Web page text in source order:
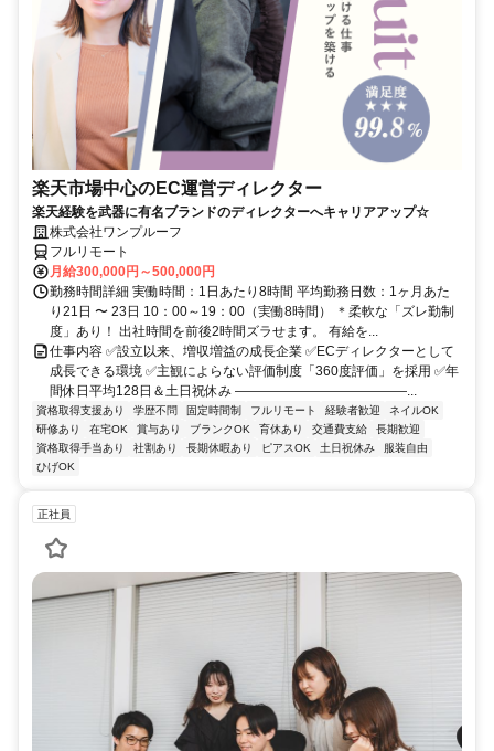
楽天市場中心のEC運営ディレクター
楽天経験を武器に有名ブランドのディレクターへキャリアアップ☆
株式会社ワンプルーフ
フルリモート
月給300,000円～500,000円
勤務時間詳細 実働時間：1日あたり8時間 平均勤務日数：1ヶ月あた
り21日 〜 23日 10：00～19：00（実働8時間） ＊柔軟な「ズレ勤制
度」あり！ 出社時間を前後2時間ズラせます。 有給を...
仕事内容 ✅設立以来、増収増益の成長企業 ✅ECディレクターとして
成長できる環境 ✅主観によらない評価制度「360度評価」を採用 ✅年
間休日平均128日＆土日祝休み ―――――――――――――...
資格取得支援あり 学歴不問 固定時間制 フルリモート 経験者歓迎
ネイルOK
研修あり
在宅OK 賞与あり ブランクOK 育休あり 交通費支給
長期歓迎
資格取得手当あり
社割あり 長期休暇あり ピアスOK 土日祝休み
服装自由
ひげOK
正社員